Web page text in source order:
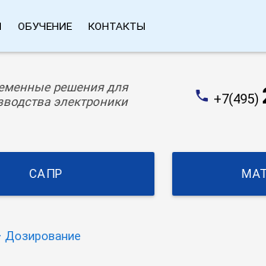
ОБУЧЕНИЕ КОНТАКТЫ
решения для
электроники
phone +7(495)
САПР
Дозирование